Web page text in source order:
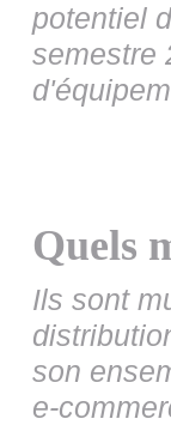
potentiel
semestre
Quels
Ils sont
son
e-